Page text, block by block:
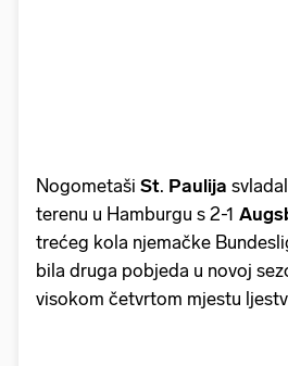
Nogometaši St. Paulija
terenu u Hamburgu s 2-1
trećeg kola njemačke
bila druga pobjeda u novoj
visokom četvrtom mjestu